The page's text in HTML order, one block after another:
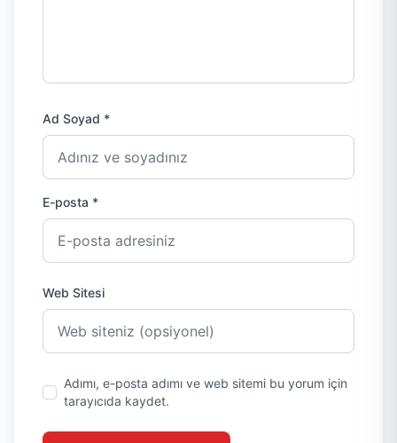
Ad Soyad *
E-posta *
Web Sitesi
Adımı, e-posta adımı ve web sitemi bu yorum için
tarayıcıda kaydet.